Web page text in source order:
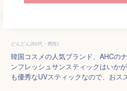
どんどん(50代・男性)
韓国コスメの人気ブランド、AHCの
ンフレッシュサンスティックはいか
も優秀なUVスティックなので、おス